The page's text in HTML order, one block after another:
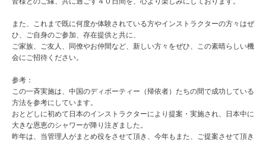
また、これまで既に何度か体験されている方やインストラクターの方々はぜ
ひ、ご自身のご参加、存在提供と共に、
ご家族、ご友人、同僚やお仲間など、新しい方々をぜひ、この素晴らしい機
会にご招待ください。
参考：
この一斉実施は、中国のディボーティー（帰依者）たちの間で成功している
方法を参考にしています。
おとどしに初めて日本のインストラクターにより提案・実施され、日本中に
大きな恩恵のシャワーが降り注ぎました。
昨年は、当管理人がまとめ役をさせて頂き、今年もまた、ご提案させて頂き